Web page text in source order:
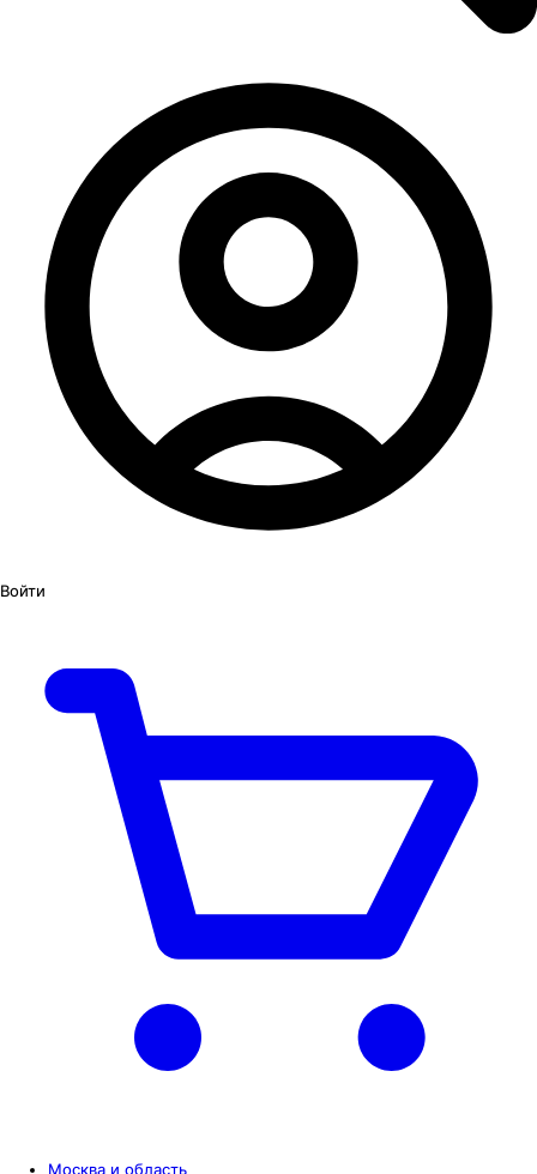
Войти
Москва и область